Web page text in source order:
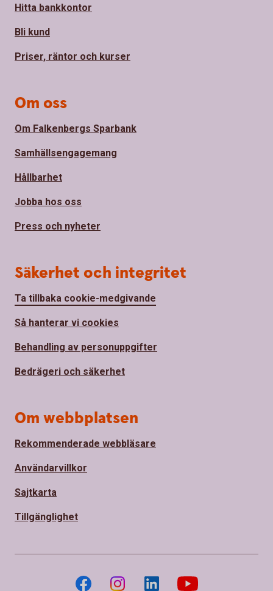
Hitta bankkontor
Bli kund
Priser, räntor och kurser
Om oss
Om Falkenbergs Sparbank
Samhällsengagemang
Hållbarhet
Jobba hos oss
Press och nyheter
Säkerhet och integritet
Ta tillbaka cookie-medgivande
Så hanterar vi cookies
Behandling av personuppgifter
Bedrägeri och säkerhet
Om webbplatsen
Rekommenderade webbläsare
Användarvillkor
Sajtkarta
Tillgänglighet